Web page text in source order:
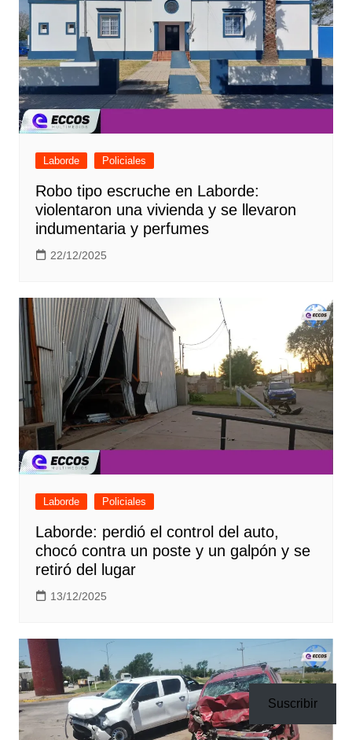
Laborde Policiales
Robo tipo escruche en Laborde:
violentaron una vivienda y se llevaron
indumentaria y perfumes
22/12/2025
Laborde Policiales
Laborde: perdió el control del auto,
chocó contra un poste y un galpón y se
retiró del lugar
13/12/2025
Suscribir